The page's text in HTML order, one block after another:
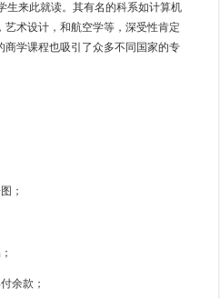
生来此就读。其有名的科系如计算机
术设计，和航空学等，深受性肯定
商学课程也吸引了众多不同国家的专
；
余款；